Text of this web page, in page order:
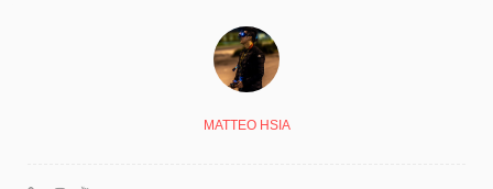
MATTEO HSIA